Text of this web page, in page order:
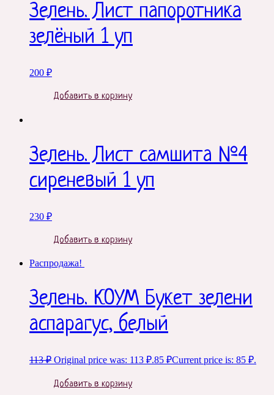
Зелень. Лист папоротника
зелёный 1 уп
200 ₽
Добавить в корзину
Зелень. Лист самшита №4
сиреневый 1 уп
230 ₽
Добавить в корзину
Распродажа!
Зелень. КОУМ Букет зелени
аспарагус, белый
113₽ Original price was: 113 ₽.85 ₽Current price is: 85 ₽.
Добавить в корзину